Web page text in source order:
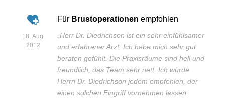
18. Aug.
2012
Für Brustoperationen empfohlen
„Herr Dr. Diedrichson ist ein sehr einfühlsamer
und erfahrener Arzt. Ich habe mich sehr gut
beraten gefühlt. Die Praxisräume sind hell und
freundlich, das Team sehr nett. Ich würde
Herrn Dr. Diedrichson jedem empfehlen, der
einen solchen Eingriff vornehmen lassen